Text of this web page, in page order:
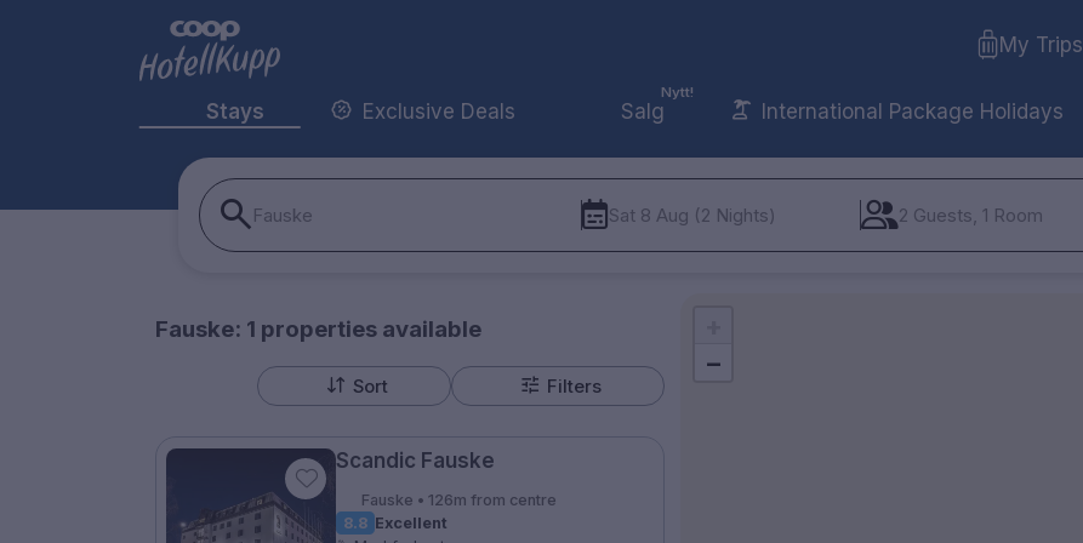
My Trips
Stays Exclusive Deals
Nytt!
Salg International Package Holidays
Fauske Sat 8 Aug (2 Nights) 2 Guests, 1 Room
−
Fauske: 1 propertiesavailable
Sort Filters
Scandic Fauske
Fauske • 126m from centre
8.8 Excellent